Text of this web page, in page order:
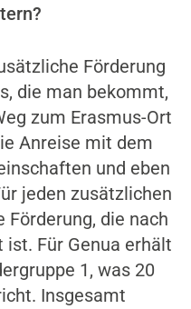
Förderung
die man bekommt,
zum Erasmus-Ort
Anreise mit dem
und eben
jeden zusätzlichen
Förderung, die nach
Für Genua erhält
1, was 20
Insgesamt